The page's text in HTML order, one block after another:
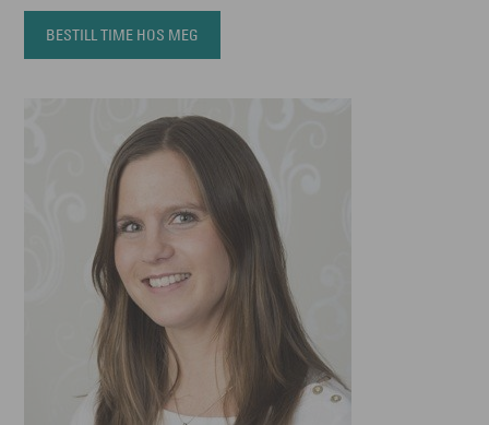
BESTILL TIME HOS MEG